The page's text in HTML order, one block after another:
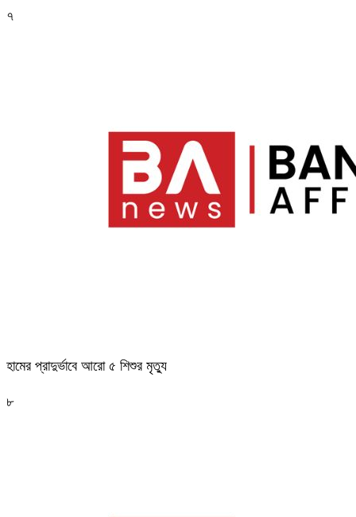
৭
হামের প্রাদুর্ভাবে আরো ৫ শিশুর মৃত্যু
৮